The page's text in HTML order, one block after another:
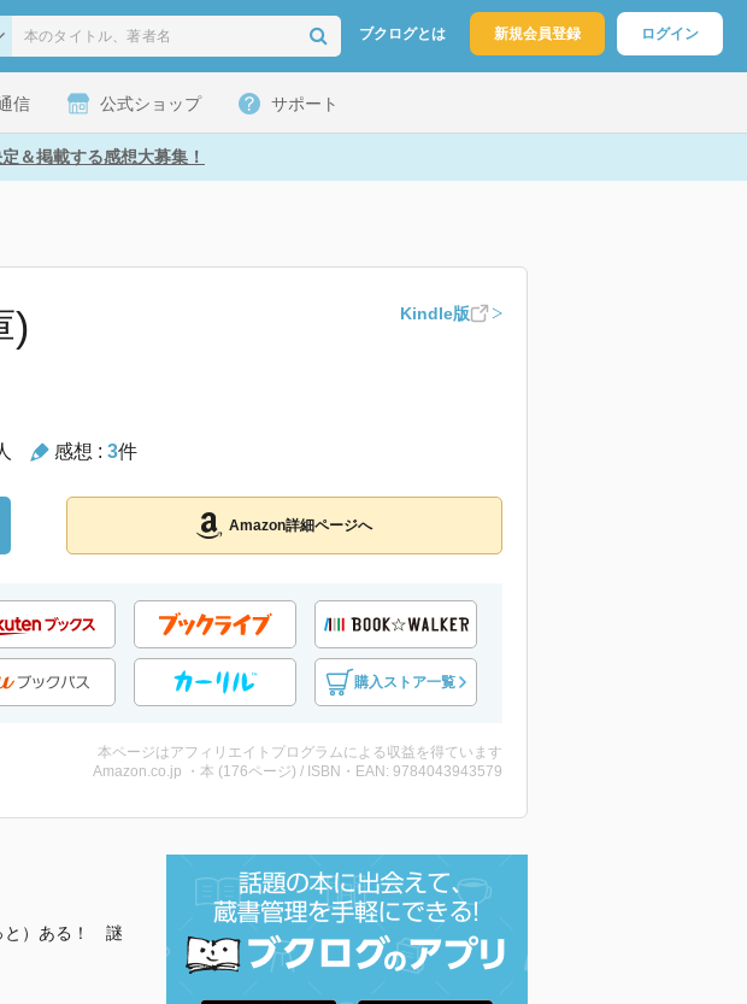
ブクログとは 新規会員登録 ログイン
信 公式ショップ サポート
＆掲載する感想大募集！
) Kindle版
感想 : 3件
Amazon詳細ページへ
購入ストア一覧
本ページはアフィリエイトプログラムによる収益を得ています
Amazon.co.jp ・本 (176ページ) / ISBN・EAN: 9784043943579
と）ある！ 謎